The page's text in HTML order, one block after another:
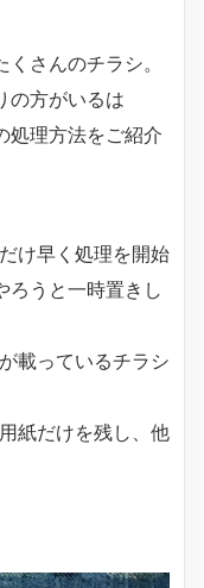
さんのチラシ。
の方がいるは
処理方法をご紹介
け早く処理を開始
うと一時置きし
載っているチラシ
紙だけを残し、他